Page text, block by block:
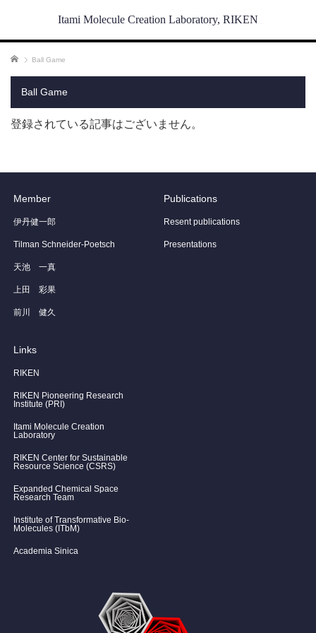
Itami Molecule Creation Laboratory, RIKEN
ホーム Ball Game
Ball Game
登録されている記事はございません。
Member
伊丹健一郎
Tilman Schneider-Poetsch
天池 一真
上田 彩果
前川 健久
Publications
Resent publications
Presentations
Links
RIKEN
RIKEN Pioneering Research
Institute (PRI)
Itami Molecule Creation
Laboratory
RIKEN Center for Sustainable
Resource Science (CSRS)
Expanded Chemical Space
Research Team
Institute of Transformative Bio-
Molecules (ITbM)
Academia Sinica